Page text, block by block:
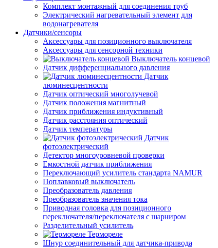
Комплект монтажный для соединения труб
Электрический нагревательный элемент для
водонагревателя
Датчики/сенсоры
Аксессуары для позиционного выключателя
Аксессуары для сенсорной техники
Выключатель концевой
Датчик дифференциального давления
Датчик
люминесцентности
Датчик оптический многолучевой
Датчик положения магнитный
Датчик приближения индуктивный
Датчик расстояния оптический
Датчик температуры
Датчик
фотоэлектрический
Детектор многоуровневой проверки
Емкостной датчик приближения
Переключающий усилитель стандарта NAMUR
Поплавковый выключатель
Преобразователь давления
Преобразователь значения тока
Приводная головка для позиционного
переключателя/переключателя с шарниром
Разделительный усилитель
Термореле
Шнур соединительный для датчика-привода